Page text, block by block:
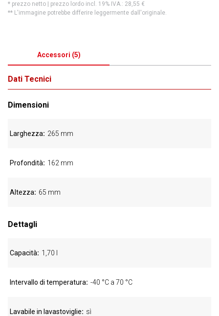
* prezzo netto | prezzo lordo incl. 19% IVA.: 28,55 €
** L'immagine potrebbe differire leggermente dall'originale.
Accessori (5)
Dati Tecnici
Dimensioni
Larghezza 265 mm
Profondità 162 mm
Altezza 65 mm
Dettagli
Capacità 1,70 l
Intervallo di temperatura -40 °C a 70 °C
Lavabile in lavastoviglie sì